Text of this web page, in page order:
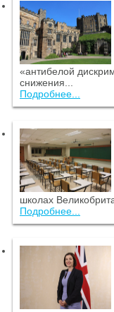
«антибелой
снижения...
Подробнее...
школах
Подробнее...